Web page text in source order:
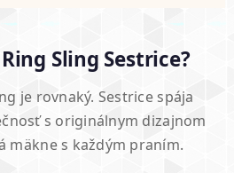
Sling Sestrice?
je rovnaký. Sestrice spája
s originálnym dizajnom
mäkne s každým praním.